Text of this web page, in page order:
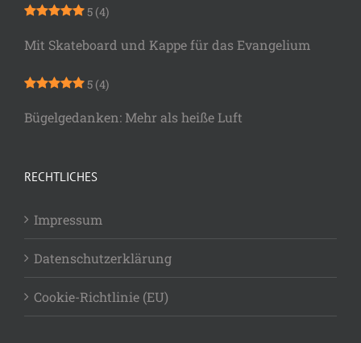
5 (4)
Mit Skateboard und Kappe für das Evangelium
5 (4)
Bügelgedanken: Mehr als heiße Luft
RECHTLICHES
Impressum
Datenschutzerklärung
Cookie-Richtlinie (EU)